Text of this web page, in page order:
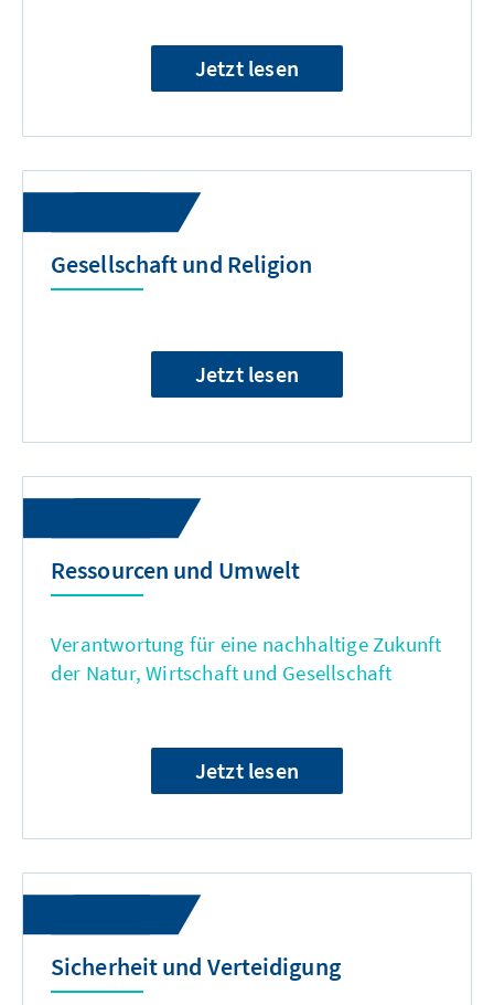
Jetzt lesen
Gesellschaft und Religion
Jetzt lesen
Ressourcen und Umwelt
Verantwortung für eine nachhaltige Zukunft
der Natur, Wirtschaft und Gesellschaft
Jetzt lesen
Sicherheit und Verteidigung